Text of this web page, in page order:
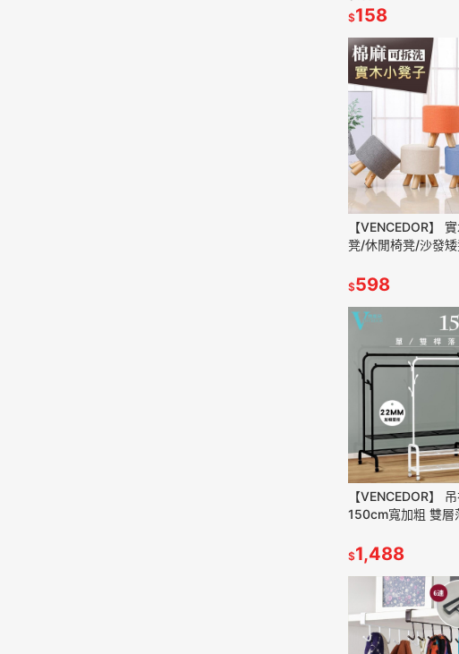
滿499免運
$158
【VENCEDOR】
凳/休閒椅凳/沙發
貨 滿499免運
$598
【VENCEDOR】
150cm寬加粗 雙層
滿499免運
$1,488